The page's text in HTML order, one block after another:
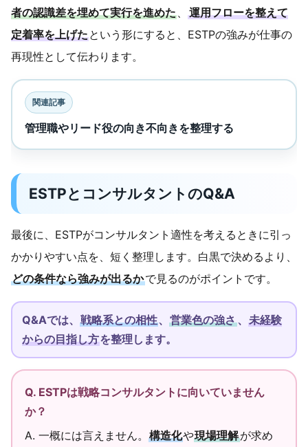
者の認識差を埋めて実行を進めた、運用フローを整えて
定着率を上げたという形にすると、ESTPの強みが仕事の
再現性として伝わります。
関連記事
管理職やリード役の向き不向きを整理する
ESTPとコンサルタントのQ&A
最後に、ESTPがコンサルタント適性を考えるときに引っ
かかりやすい点を、短く整理します。白黒で決めるより、
どの条件なら強みが出るかで見るのがポイントです。
Q&Aでは、 戦略系との相性、営業色の強さ、 未経験
からの目指し方を整理します。
Q. ESTPは戦略コンサルタントに向いていません
か？
A. 一概には言えません。 構造化や現場理解が求め